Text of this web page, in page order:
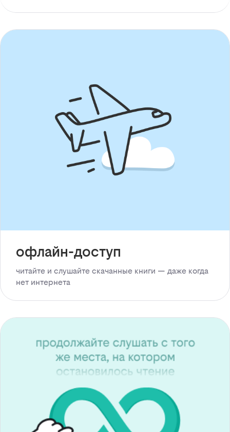
офлайн-доступ
читайте и слушайте скачанные книги — даже когда
нет интернета